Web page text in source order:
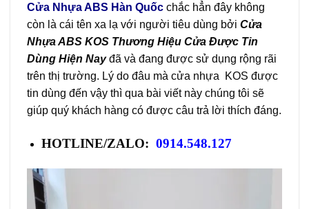
Cửa Nhựa ABS Hàn Quốc chắc hẳn đây không
còn là cái tên xa lạ với người tiêu dùng bởi Cửa
Nhựa ABS KOS Thương Hiệu Cửa Được Tin
Dùng Hiện Nayđã và đang được sử dụng rộng rãi
trên thị trường. Lý do đâu mà cửa nhựa KOS được
tin dùng đến vậy thì qua bài viết này chúng tôi sẽ
giúp quý khách hàng có được câu trả lời thích đáng.
HOTLINE/ZALO: 0914.548.127